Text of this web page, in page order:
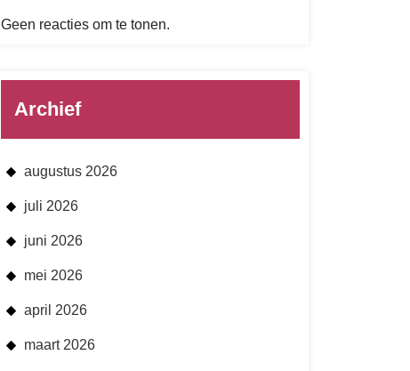
Geen reacties om te tonen.
Archief
augustus 2026
juli 2026
juni 2026
mei 2026
april 2026
maart 2026